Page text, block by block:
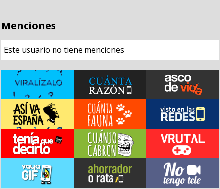
Menciones
Este usuario no tiene menciones